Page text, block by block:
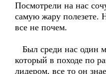
Посмотрели на нас
самую жару
все не почем.
Был среди нас один
который в походе по
лидером, все то он